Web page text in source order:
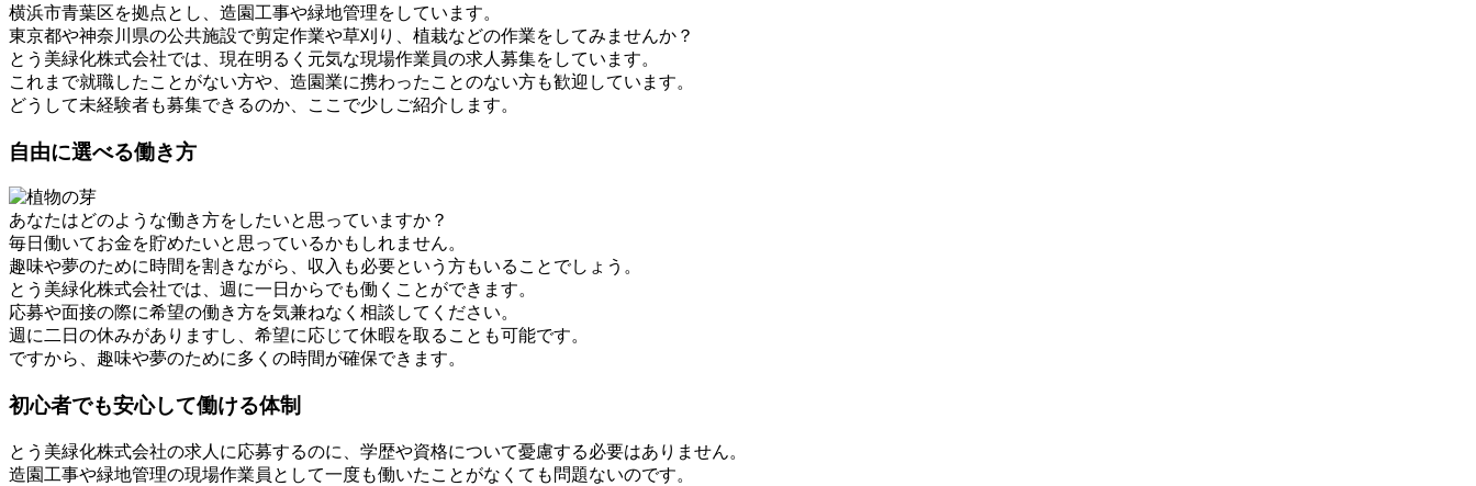
横浜市青葉区を拠点とし、造園工事や緑地管理をしています。
東京都や神奈川県の公共施設で剪定作業や草刈り、植栽などの作業をしてみませんか？
とう美緑化株式会社では、現在明るく元気な現場作業員の求人募集をしています。
これまで就職したことがない方や、造園業に携わったことのない方も歓迎しています。
どうして未経験者も募集できるのか、ここで少しご紹介します。
自由に選べる働き方
あなたはどのような働き方をしたいと思っていますか？
毎日働いてお金を貯めたいと思っているかもしれません。
趣味や夢のために時間を割きながら、収入も必要という方もいることでしょう。
とう美緑化株式会社では、週に一日からでも働くことができます。
応募や面接の際に希望の働き方を気兼ねなく相談してください。
週に二日の休みがありますし、希望に応じて休暇を取ることも可能です。
ですから、趣味や夢のために多くの時間が確保できます。
初心者でも安心して働ける体制
とう美緑化株式会社の求人に応募するのに、学歴や資格について憂慮する必要はありません。
造園工事や緑地管理の現場作業員として一度も働いたことがなくても問題ないのです。